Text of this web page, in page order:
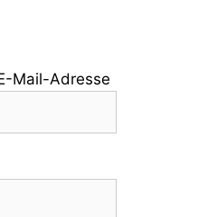
Mail-Adresse